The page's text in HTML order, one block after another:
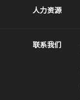
人力资源
联系我们